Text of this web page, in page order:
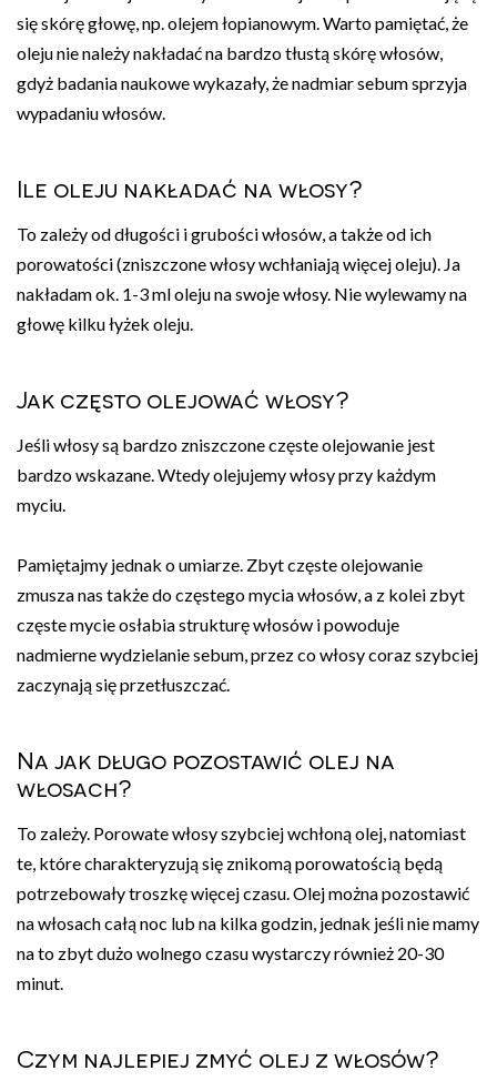
się skórę głowę, np. olejem łopianowym. Warto pamiętać, że
oleju nie należy nakładać na bardzo tłustą skórę włosów,
gdyż badania naukowe wykazały, że nadmiar sebum sprzyja
wypadaniu włosów.
Ile oleju nakładać na włosy?
To zależy od długości i grubości włosów, a także od ich
porowatości (zniszczone włosy wchłaniają więcej oleju). Ja
nakładam ok. 1-3 ml oleju na swoje włosy. Nie wylewamy na
głowę kilku łyżek oleju.
Jak często olejować włosy?
Jeśli włosy są bardzo zniszczone częste olejowanie jest
bardzo wskazane. Wtedy olejujemy włosy przy każdym
myciu.
Pamiętajmy jednak o umiarze. Zbyt częste olejowanie
zmusza nas także do częstego mycia włosów, a z kolei zbyt
częste mycie osłabia strukturę włosów i powoduje
nadmierne wydzielanie sebum, przez co włosy coraz szybciej
zaczynają się przetłuszczać.
Na jak długo pozostawić olej na
włosach?
To zależy. Porowate włosy szybciej wchłoną olej, natomiast
te, które charakteryzują się znikomą porowatością będą
potrzebowały troszkę więcej czasu. Olej można pozostawić
na włosach całą noc lub na kilka godzin, jednak jeśli nie mamy
na to zbyt dużo wolnego czasu wystarczy również 20-30
minut.
Czym najlepiej zmyć olej z włosów?